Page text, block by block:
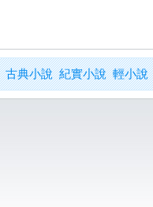
古典小說 紀實小說 輕小說